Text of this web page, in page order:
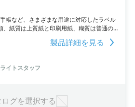
帳など、さまざまな用途に対応したラベル
、紙質は上質紙と印刷用紙、糊質は普通の
ことができ、裏面には使いやすさを考慮し
。また、個別の要望にも柔軟な対応が可
製品詳細を見る
イトスタッフ
ログを選択する